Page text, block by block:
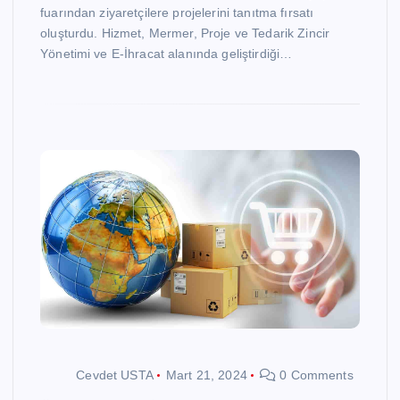
fuarından ziyaretçilere projelerini tanıtma fırsatı
oluşturdu. Hizmet, Mermer, Proje ve Tedarik Zincir
Yönetimi ve E-İhracat alanında geliştirdiği…
Cevdet USTA Mart 21, 2024 0 Comments